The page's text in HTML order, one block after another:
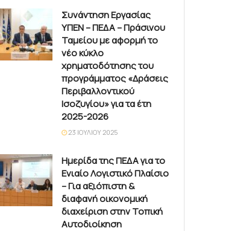
Συνάντηση Εργασίας
ΥΠΕΝ – ΠΕΔΑ – Πράσινου
Ταμείου με αφορμή το
νέο κύκλο
χρηματοδότησης του
προγράμματος «Δράσεις
Περιβαλλοντικού
Ισοζυγίου» για τα έτη
2025-2026
23 ΙΟΥΛΊΟΥ 2025
Ημερίδα της ΠΕΔΑ για το
Ενιαίο Λογιστικό Πλαίσιο
– Για αξιόπιστη &
διαφανή οικονομική
διαχείριση στην Τοπική
Αυτοδιοίκηση